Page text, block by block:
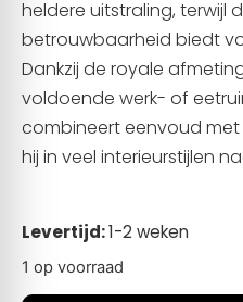
heldere uitstraling, terwijl
betrouwbaarheid biedt
Dankzij de royale
voldoende werk- of
combineert eenvoud
hij in veel interieurstijlen
Levertijd:1-2 weken
1 op voorraad